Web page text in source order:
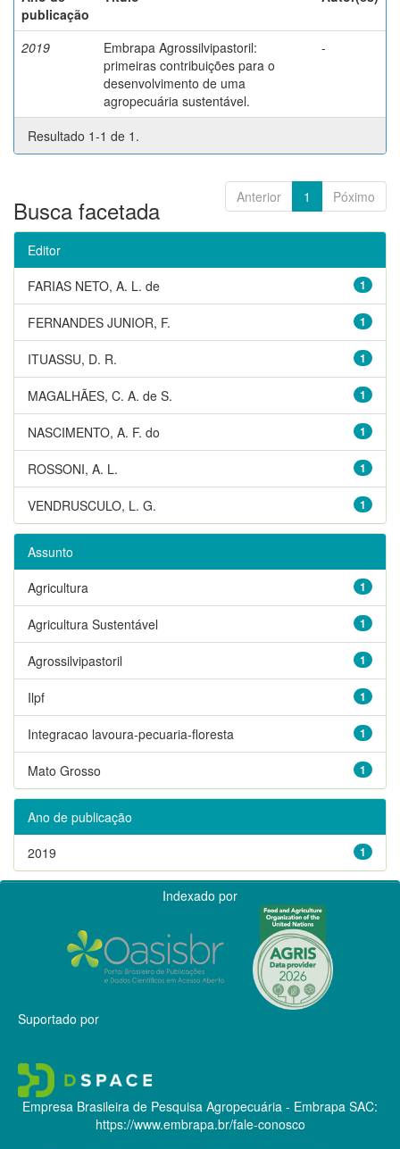
publicação
2019
Embrapa Agrossilvipastoril:
primeiras contribuições para o
desenvolvimento de uma
agropecuária sustentável.
-
Resultado 1-1 de 1.
Anterior 1 Póximo
Busca facetada
Editor
1
FARIAS NETO, A. L. de
1
FERNANDES JUNIOR, F.
1
ITUASSU, D. R.
1
MAGALHÃES, C. A. de S.
1
NASCIMENTO, A. F. do
1
ROSSONI, A. L.
1
VENDRUSCULO, L. G.
Assunto
1
Agricultura
1
Agricultura Sustentável
1
Agrossilvipastoril
1
Ilpf
1
Integracao lavoura-pecuaria-floresta
1
Mato Grosso
Ano de publicação
1
2019
Indexado por
Suportado por
Empresa Brasileira de Pesquisa Agropecuária - Embrapa SAC:
https://www.embrapa.br/fale-conosco